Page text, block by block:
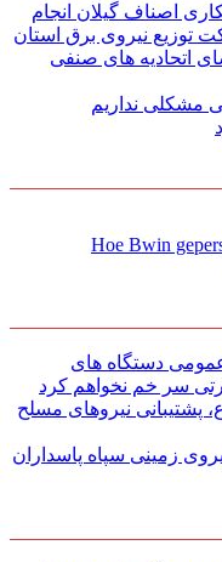
اصناف گیلان انجام
توزیع نیروی برق استان
اتحادیه های صنفی
مشکلی نداریم
Hoe Bwin
دستگاه های
سر خم نخواهم کرد
پشتیبانی نیرو‌های مسلح
زمینی سپاه پاسداران